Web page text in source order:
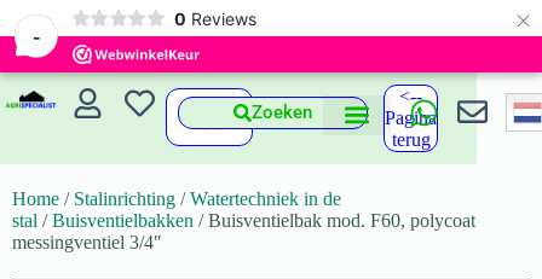
-
0 Reviews ×
Zoeken
<--
Pagina
terug
Home / Stalinrichting /Watertechniek in de
stal /Buisventielbakken / Buisventielbak mod. F60, polycoat
messingventiel 3/4″